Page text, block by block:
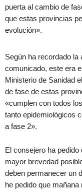
puerta al cambio de
que estas provincias
evolución».
Según ha recordado la
comunicado, este era
Ministerio de Sanidad
de fase de estas
«cumplen con todos
tanto epidemiológicos
a fase 2».
El consejero ha
mayor brevedad
deben permanecer un
he pedido que